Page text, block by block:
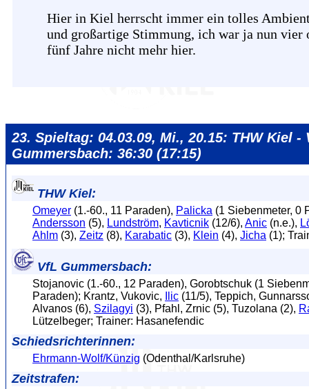
Hier in Kiel herrscht immer ein tolles
und großartige Stimmung, ich war ja nun vier
fünf Jahre nicht mehr hier.
23. Spieltag: 04.03.09, Mi., 20.15: THW Kiel -
Gummersbach: 36:30 (17:15)
THW Kiel:
Omeyer (1.-60., 11 Paraden), Palicka (1 Siebenmeter, 0
Andersson (5), Lundström, Kavticnik (12/6), Anic (n.e.),
Ahlm (3), Zeitz (8), Karabatic (3), Klein (4), Jicha (1);
VfL Gummersbach:
Stojanovic (1.-60., 12 Paraden), Gorobtschuk (1
Paraden); Krantz, Vukovic,
Ilic (11/5), Teppich,
Alvanos (6), Szilagyi (3), Pfahl, Zrnic (5), Tuzolana (2),
Lützelbeger; Trainer: Hasanefendic
Schiedsrichterinnen:
Ehrmann-Wolf/Künzig (Odenthal/Karlsruhe)
Zeitstrafen: